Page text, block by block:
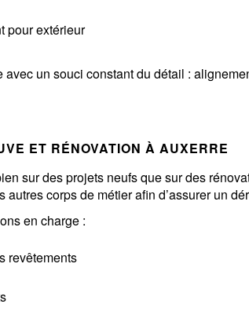
pour extérieur
un souci constant du détail :
ET RÉNOVATION À AUXERRE
sur des projets neufs que sur des
autres corps de métier afin d’assurer un
en charge :
revêtements